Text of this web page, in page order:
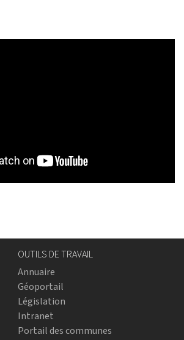
OUTILS DE TRAVAIL
Annuaire
Géoportail
Législation
Intranet
Portail des communes